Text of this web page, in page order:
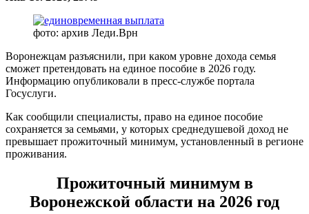
фото: архив Леди.Врн
Воронежцам разъяснили, при каком уровне дохода семья
сможет претендовать на единое пособие в 2026 году.
Информацию опубликовали в пресс-службе портала
Госуслуги.
Как сообщили специалисты, право на единое пособие
сохраняется за семьями, у которых среднедушевой доход не
превышает прожиточный минимум, установленный в регионе
проживания.
Прожиточный минимум в
Воронежской области на 2026 год